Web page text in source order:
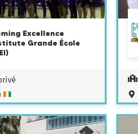
Excellence
Grande École